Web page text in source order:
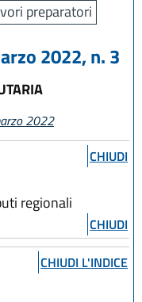
preparatori
2022, n. 3
2022
CHIUDI
regionali
CHIUDI
CHIUDI L'INDICE